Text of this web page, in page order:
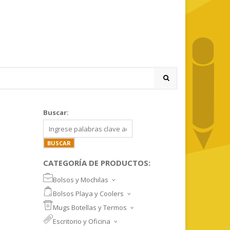
Buscar:
CATEGORÍA DE PRODUCTOS:
Bolsos y Mochilas
MOCHILAS DEPORTIVAS
MOCHILAS NOTEBOOK
MALETINES Y FUNDAS
Bolsos Playa y Coolers
BOLSOS DE PLAYA
COOLERS
MORRALES
Mugs Botellas y Termos
MUGS
TAZA DE VIDRIO
Escritorio y Oficina